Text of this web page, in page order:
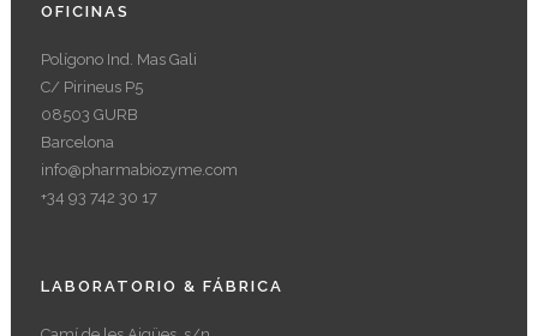
OFICINAS
Polígono Ind. Mas Gali
C/ Pirineus P5
08503 GURB
Barcelona
info@pharmabiozyme.com
+34 93 742 30 17
LABORATORIO & FÁBRICA